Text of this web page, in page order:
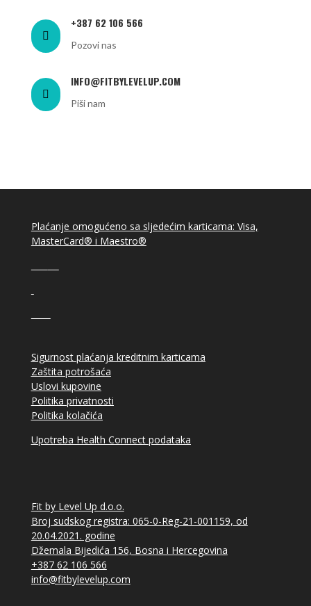

+387 62 106 566
Pozovi nas

INFO@FITBYLEVELUP.COM
Piši nam
Plaćanje omogućeno sa sljedećim karticama: Visa,
MasterCard® i Maestro®
Sigurnost plaćanja kreditnim karticama
Zaštita potrošaća
Uslovi kupovine
Politika privatnosti
Politika kolačića
Upotreba Health Connect podataka
Fit by Level Up d.o.o.
Broj sudskog registra: 065-0-Reg-21-001159, od
20.04.2021. godine
Džemala Bijedića 156, Bosna i Hercegovina
+387 62 106 566
info@fitbylevelup.com